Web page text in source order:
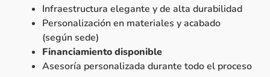
Infraestructura elegante y de alta durabilidad
Personalización en materiales y acabado
(según sede)
Financiamiento disponible
Asesoría personalizada durante todo el proceso